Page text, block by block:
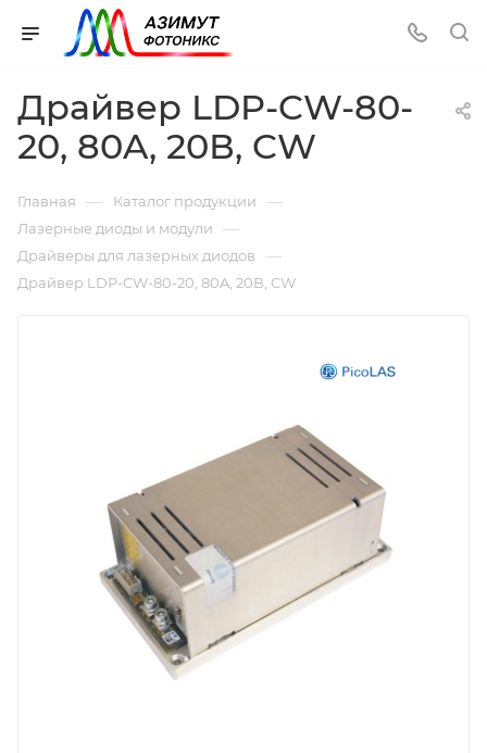
Драйвер LDP-CW-80-
20, 80A, 20В, CW
Главная — Каталог продукции —
Лазерные диоды и модули —
Драйверы для лазерных диодов —
Драйвер LDP-CW-80-20, 80A, 20В, CW